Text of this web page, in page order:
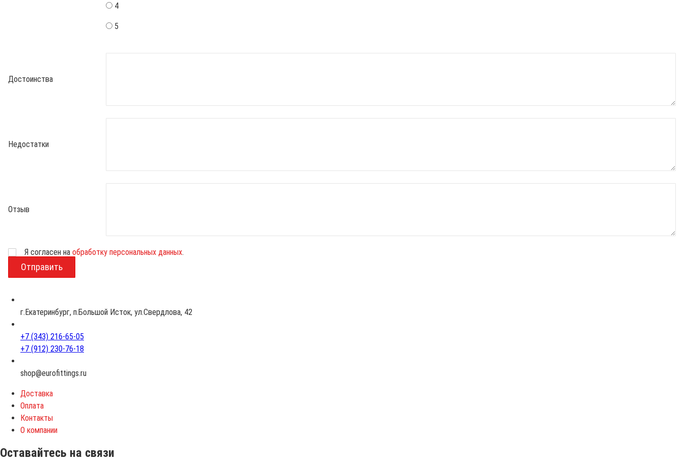
4
5
Достоинства
Недостатки
Отзыв
ВозрастЯ согласен на обработку персональных данных.
г.Екатеринбург, п.Большой Исток, ул.Свердлова, 42
+7 (343) 216-65-05
+7 (912) 230-76-18
shop@eurofittings.ru
Доставка
Оплата
Контакты
О компании
Оставайтесь на связи